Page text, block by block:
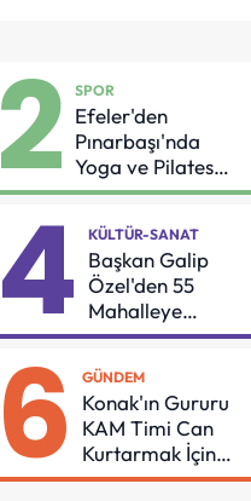
2 SPOR
Efeler'den
Pınarbaşı'nda
Yoga ve Pilates
Buluşması
4 KÜLTÜR-SANAT
Başkan Galip
Özel'den 55
Mahalleye
Çocuk Şenliği
6 GÜNDEM
Konak'ın Gururu
KAM Timi Can
Kurtarmak İçin
Demir Aldı